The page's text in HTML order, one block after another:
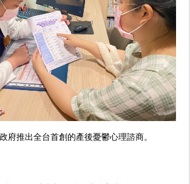
府推出全台首創的產後憂鬱心理諮商。